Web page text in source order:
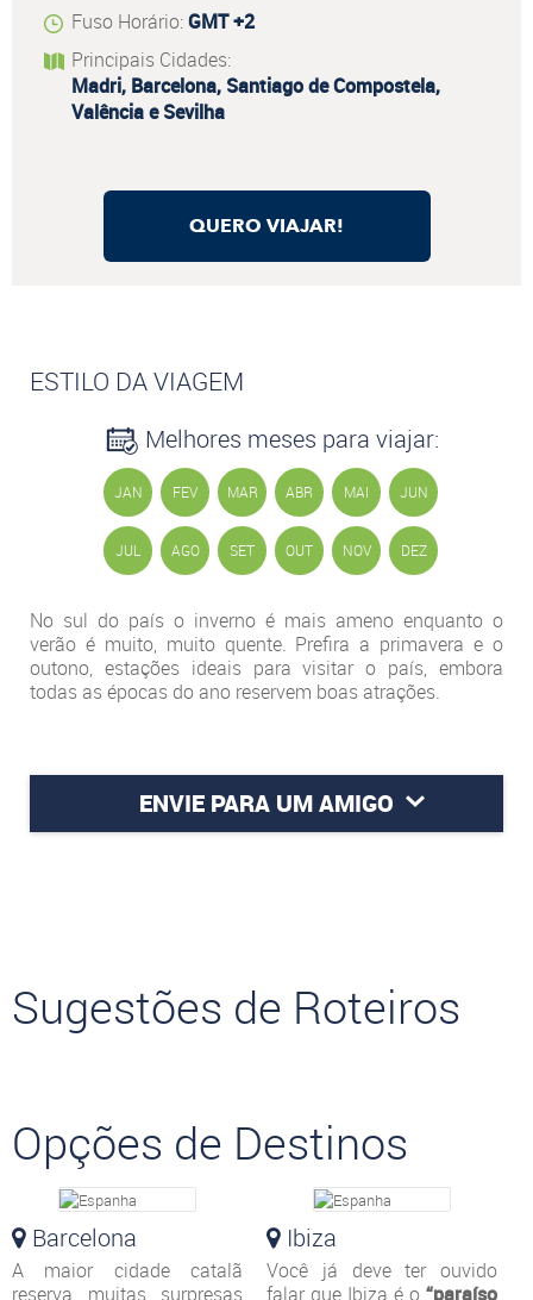
Fuso Horário:GMT +2
Principais Cidades:
Madri, Barcelona, Santiago de Compostela,
Valência e Sevilha
QUERO VIAJAR!
ESTILO DA VIAGEM
Melhores meses para viajar:
JAN FEV MAR ABR MAI JUN
JUL AGO SET OUT NOV DEZ
No sul do país o inverno é mais ameno enquanto o
verão é muito, muito quente. Prefira a primavera e o
outono, estações ideais para visitar o país, embora
todas as épocas do ano reservem boas atrações.
ENVIE PARA UM AMIGO
Sugestões de Roteiros
Opções de Destinos
Barcelona
A maior cidade catalã
reserva muitas surpresas
Ibiza
Você já deve ter ouvido
falar que Ibiza é o “paraíso